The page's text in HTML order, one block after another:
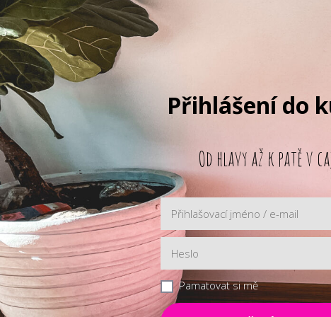
Přihlášení do
Od hlavy až k patě v
Pamatovat si mě